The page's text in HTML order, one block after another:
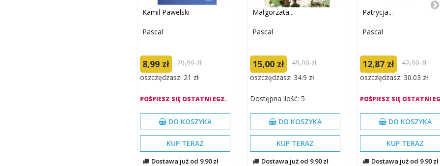
Kamil Pawelski
Pascal
8,99 zł
29,99 zł
oszczędzasz: 21 zł
POŚPIESZ SIĘ OSTATNI EGZ.
DO KOSZYKA
KUP TERAZ
Dostawa już od 9.90 zł
Małgorzata...
Pascal
15,00 zł
49,90 zł
oszczędzasz: 34.9 zł
Dostępna ilość: 5
DO KOSZYKA
KUP TERAZ
Dostawa już od 9.90 zł
Patrycja...
Pascal
12,87 zł
42,90 zł
oszczędzasz: 30.03 zł
POŚPIESZ SIĘ OSTATNI
DO KOSZYKA
KUP TERAZ
Dostawa już od 9.90 zł